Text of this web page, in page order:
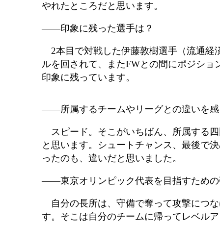
やれたところだと思います。
――印象に残った選手は？
2本目で対戦した伊藤敦樹選手（流通経
ルを回されて、またFWとの間にポジショ
印象に残っています。
――所属するチームやリーグとの違いを感
スピード。そこがいちばん、所属する
と思います。シュートチャンス、最後で
ったのも、違いだと思いました。
――東京オリンピック代表を目指すための
自分の長所は、守備で奪って攻撃につ
す。そこは自分のチームに帰ってレベル